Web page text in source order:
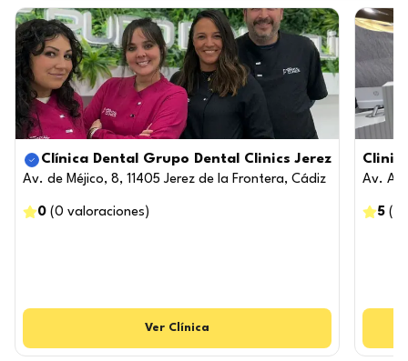
Clínica Dental Grupo Dental Clinics Jerez
Av. de Méjico, 8, 11405 Jerez de la Frontera, Cádiz
0 (0 valoraciones )
Ver Clínica
Av.
5 (